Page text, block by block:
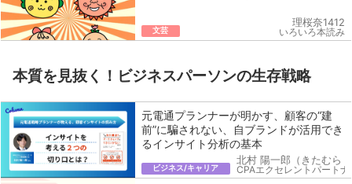
文芸
理桜奈1412
いろいろ本読み
本質を見抜く！ビジネスパーソンの生存戦略
元電通プランナーが明かす、顧客の“建
前”に騙されない、自ブランドが活用でき
るインサイト分析の基本
ビジネス/キャリア
北村 陽一郎（きたむら
CPAエクセレントパート